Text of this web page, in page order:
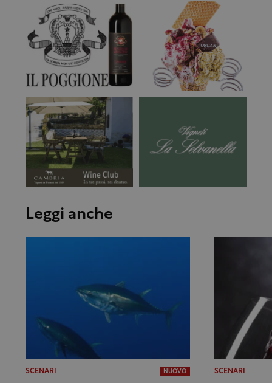
Leggi anche
SCENARI NUOVO SCENARI